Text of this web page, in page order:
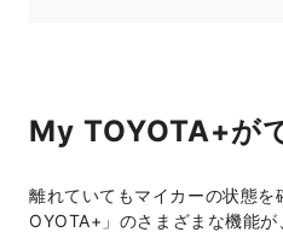
My TOYOTA+が
離れていてもマイカーの状態
OYOTA+」のさまざまな機能